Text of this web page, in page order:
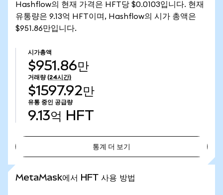
Hashflow의 현재 가격은 HFT당 $0.0103입니다. 현재
유통량은 9.13억 HFT이며, Hashflow의 시가 총액은
$951.86만입니다.
시가총액
$951.86만
거래량 (24시간)
$1597.92만
유통 중인 공급량
9.13억 HFT
통계 더 보기
MetaMask에서 HFT 사용 방법